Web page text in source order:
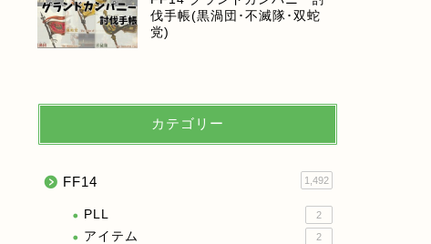
伐手帳(黒渦団･不滅隊･双蛇
党)
カテゴリー
FF14 1,492
PLL 2
アイテム 2